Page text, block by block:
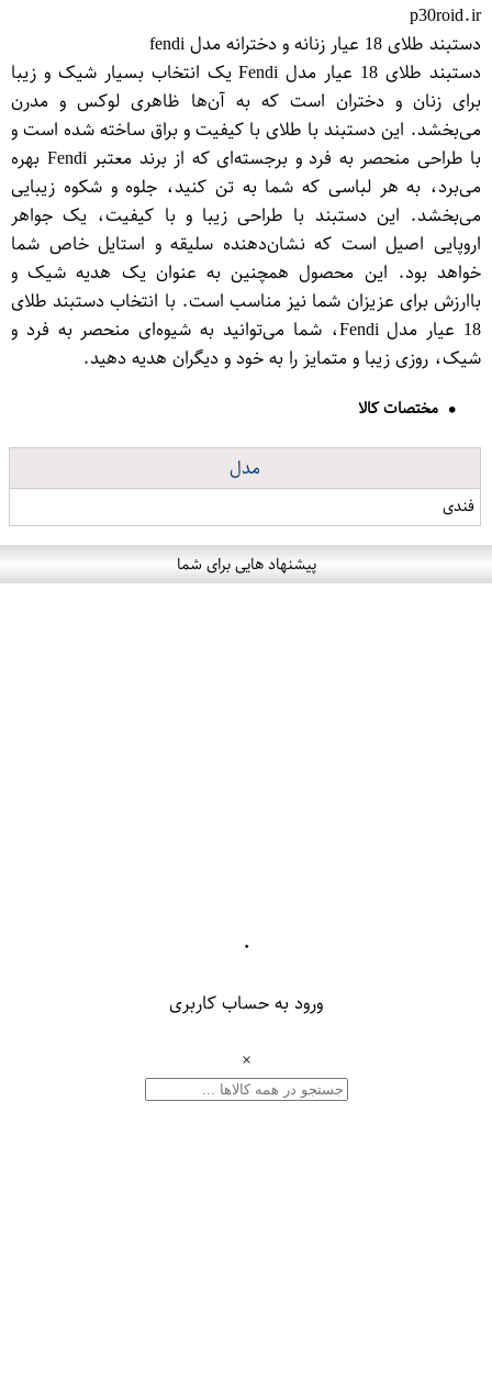
p30roid.ir
دستبند طلای 18 عیار زنانه و دخترانه مدل fendi
دستبند طلای 18 عیار مدل Fendi یک انتخاب بسیار شیک و زیبا
برای زنان و دختران است که به آن‌ها ظاهری لوکس و مدرن
می‌بخشد. این دستبند با طلای با کیفیت و براق ساخته شده است و
با طراحی منحصر به فرد و برجسته‌ای که از برند معتبر Fendi بهره
می‌برد، به هر لباسی که شما به تن کنید، جلوه و شکوه زیبایی
می‌بخشد. این دستبند با طراحی زیبا و با کیفیت، یک جواهر
اروپایی اصیل است که نشان‌دهنده سلیقه و استایل خاص شما
خواهد بود. این محصول همچنین به عنوان یک هدیه شیک و
باارزش برای عزیزان شما نیز مناسب است. با انتخاب دستبند طلای
18 عیار مدل Fendi، شما می‌توانید به شیوه‌ای منحصر به فرد و
شیک، روزی زیبا و متمایز را به خود و دیگران هدیه دهید.
مختصات کالا
مدل
فندی
پیشنهاد هایی برای شما
۰
ورود به حساب کاربری
×